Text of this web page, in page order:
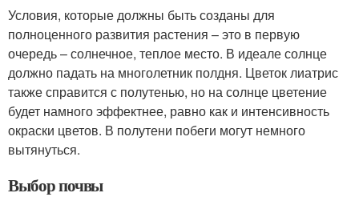
Условия, которые должны быть созданы для
полноценного развития растения – это в первую
очередь – солнечное, теплое место. В идеале солнце
должно падать на многолетник полдня. Цветок лиатрис
также справится с полутенью, но на солнце цветение
будет намного эффектнее, равно как и интенсивность
окраски цветов. В полутени побеги могут немного
вытянуться.
Выбор почвы